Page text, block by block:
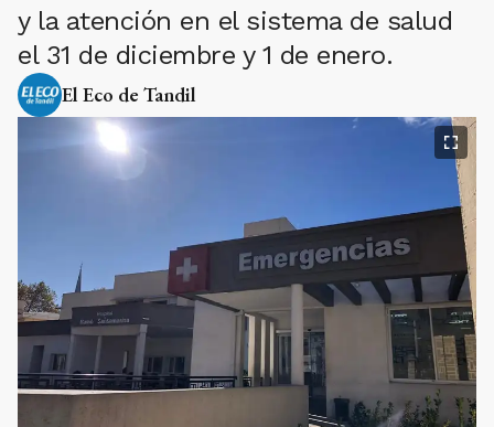
y la atención en el sistema de salud
el 31 de diciembre y 1 de enero.
El Eco de Tandil